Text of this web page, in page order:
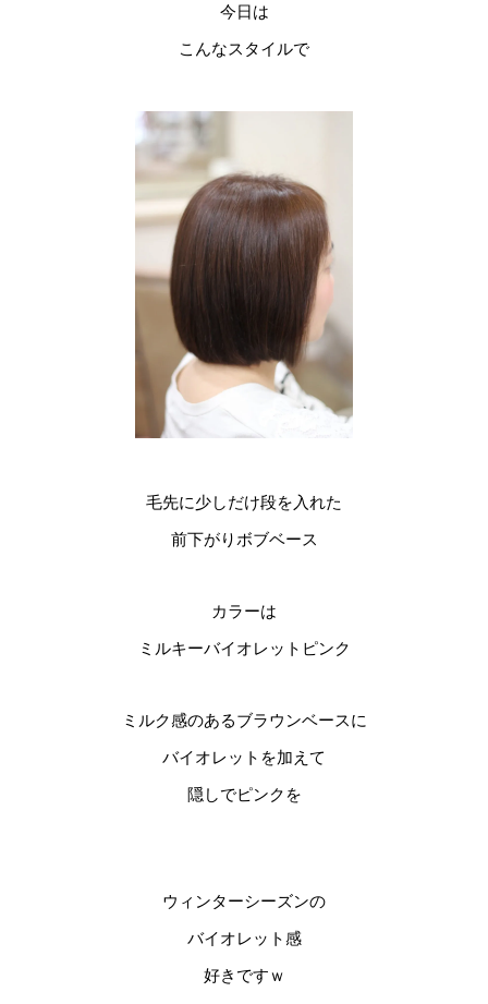
今日は
こんなスタイルで
毛先に少しだけ段を入れた
前下がりボブベース
カラーは
ミルキーバイオレットピンク
ミルク感のあるブラウンベースに
バイオレットを加えて
隠しでピンクを
ウィンターシーズンの
バイオレット感
好きですｗ